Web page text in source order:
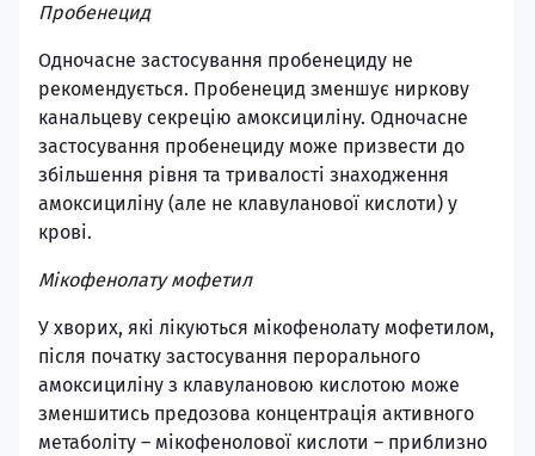
Пробенецид
Одночасне застосування пробенециду не
рекомендується. Пробенецид зменшує ниркову
канальцеву секрецію амоксициліну. Одночасне
застосування пробенециду може призвести до
збільшення рівня та тривалості знаходження
амоксициліну (але не клавуланової кислоти) у
крові.
Мікофенолату мофетил
У хворих, які лікуються мікофенолату мофетилом,
після початку застосування перорального
амоксициліну з клавулановою кислотою може
зменшитись предозова концентрація активного
метаболіту – мікофенолової кислоти – приблизно